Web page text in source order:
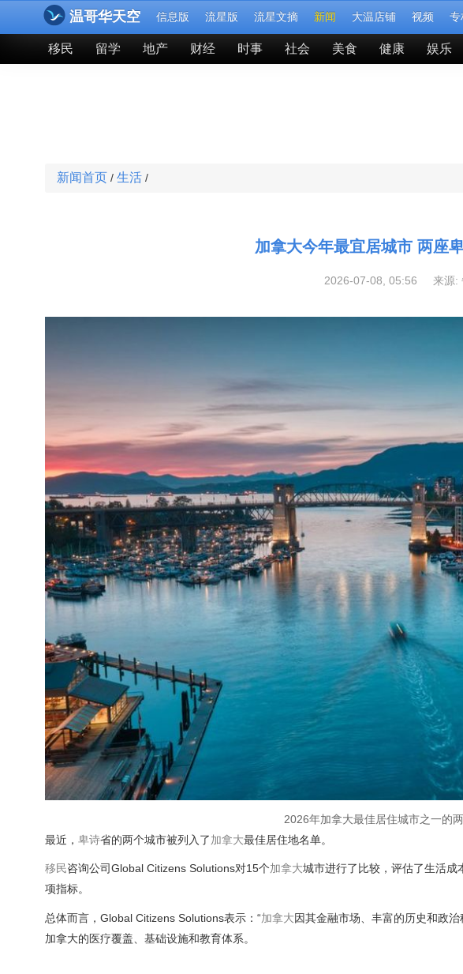
温哥华天空 信息版 流星版 流星文摘 新闻 大温店铺 视频 专
移民 留学 地产 财经 时事 社会 美食 健康 娱乐
新闻首页 / 生活 /
加拿大今年最宜居城市 两座
2026-07-08, 05:56 来源:
2026年加拿大最佳居住城市之一的
最近， 卑诗省的两个城市被列入了加拿大最佳居住地名单。
移民咨询公司Global Citizens Solutions对15个加拿大城市进行了比较，评估了生活成
项指标。
总体而言，Global Citizens Solutions表示：“加拿大因其金融市场、丰富的历史和政
加拿大的医疗覆盖、基础设施和教育体系。